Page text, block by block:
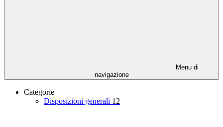
Menu di
navigazione
Categorie
Disposizioni generali 12